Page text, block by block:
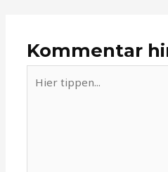
Kommentar
tippen...